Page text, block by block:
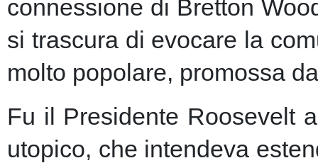
connessione di Bretton
si trascura di evocare la
molto popolare, promossa
Fu il Presidente Roosevelt
utopico, che intendeva